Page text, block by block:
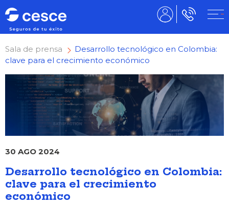
Sala de prensa
Desarrollo tecnológico en Colombia:
clave para el crecimiento económico
30 AGO 2024
Desarrollo tecnológico en Colombia:
clave para el crecimiento
económico